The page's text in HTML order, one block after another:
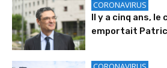
CORONAVIRUS
Il y a cinq ans, le
emportait